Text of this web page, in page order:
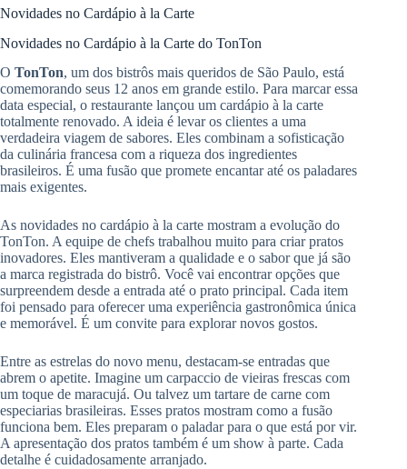
Novidades no Cardápio à la Carte
Novidades no Cardápio à la Carte do TonTon
O TonTon, um dos bistrôs mais queridos de São Paulo, está
comemorando seus 12 anos em grande estilo. Para marcar essa
data especial, o restaurante lançou um cardápio à la carte
totalmente renovado. A ideia é levar os clientes a uma
verdadeira viagem de sabores. Eles combinam a sofisticação
da culinária francesa com a riqueza dos ingredientes
brasileiros. É uma fusão que promete encantar até os paladares
mais exigentes.
As novidades no cardápio à la carte mostram a evolução do
TonTon. A equipe de chefs trabalhou muito para criar pratos
inovadores. Eles mantiveram a qualidade e o sabor que já são
a marca registrada do bistrô. Você vai encontrar opções que
surpreendem desde a entrada até o prato principal. Cada item
foi pensado para oferecer uma experiência gastronômica única
e memorável. É um convite para explorar novos gostos.
Entre as estrelas do novo menu, destacam-se entradas que
abrem o apetite. Imagine um carpaccio de vieiras frescas com
um toque de maracujá. Ou talvez um tartare de carne com
especiarias brasileiras. Esses pratos mostram como a fusão
funciona bem. Eles preparam o paladar para o que está por vir.
A apresentação dos pratos também é um show à parte. Cada
detalhe é cuidadosamente arranjado.